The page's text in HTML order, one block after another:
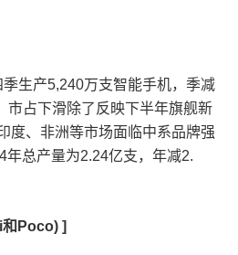
生产5,240万支智能手机，季减
市占下滑除了反映下半年旗舰新
度、非洲等市场面临中系品牌强
年总产量为2.24亿支，年减2.
Poco) ]